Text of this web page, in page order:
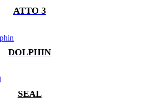
ATTO 3
DOLPHIN
SEAL